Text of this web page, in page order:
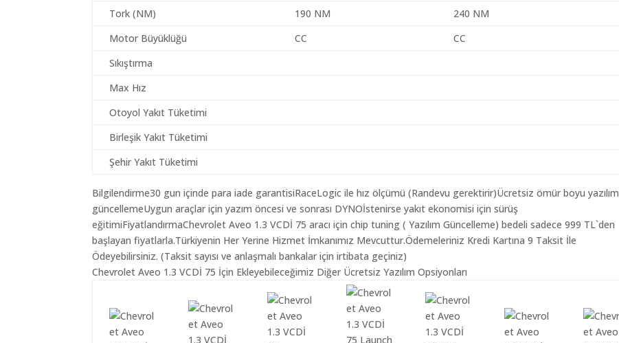
Tork (NM)
190 NM
240 NM
Motor Büyüklüğü
CC
CC
Sıkıştırma
Max Hız
Otoyol Yakıt Tüketimi
Birleşik Yakıt Tüketimi
Şehir Yakıt Tüketimi
Bilgilendirme30 gun içinde para iade garantisiRaceLogic ile hız ölçümü (Randevu gerektirir)Ücretsiz ömür boyu yazılım
güncellemeUygun araçlar için yazım öncesi ve sonrası DYNOİstenirse yakıt ekonomisi için sürüş
eğitimiFiyatlandırmaChevrolet Aveo 1.3 VCDİ 75 aracı için chip tuning ( Yazılım Güncelleme) bedeli sadece 999 TL`den
başlayan fiyatlarla.Türkiyenin Her Yerine Hizmet İmkanımız Mevcuttur.Ödemeleriniz Kredi Kartına 9 Taksit İle
Ödeyebilirsiniz. (Taksit sayısı ve anlaşmalı bankalar için irtibata geçiniz)
Chevrolet Aveo 1.3 VCDİ 75 İçin Ekleyebileceğimiz Diğer Ücretsiz Yazılım Opsiyonları